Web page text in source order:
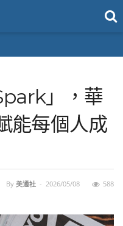
」，華
能每個人成
By 美通社 - 2026/05/08 588